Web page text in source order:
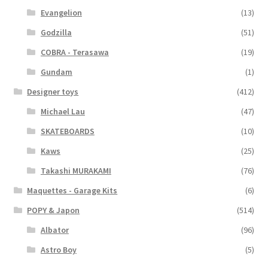
Evangelion
(13)
Godzilla
(51)
COBRA - Terasawa
(19)
Gundam
(1)
Designer toys
(412)
Michael Lau
(47)
SKATEBOARDS
(10)
Kaws
(25)
Takashi MURAKAMI
(76)
Maquettes - Garage Kits
(6)
POPY & Japon
(514)
Albator
(96)
Astro Boy
(5)